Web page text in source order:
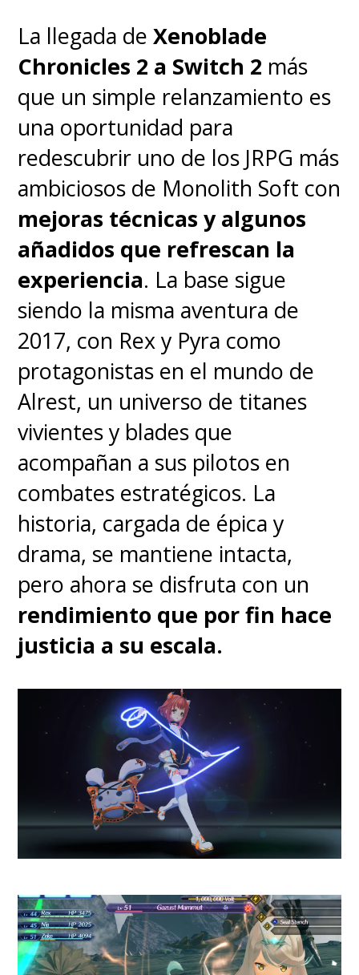
¿Cómo vamos a armar una
revolución si no conocemos a
nuestros compañeros de
armas? La confianza se basa
en esos detalles.
En el viaje hay algunas cosas
que no tienen mayor sentido
y, ojalá, se expliquen la
secuela. CuandoTarak (Staz
Nair) se une al grupo, lo hace
luego de domar a un animal muy
parecido a un hipogrifo -cual
Harry Potter- en una secuencia
ajena a la narrativa central y
que, además, parece sacada de
La Historia Sin Fin.
Tarak es demasiado parecido
a Atreyu, así como la pareja de
hermanosDarrian (Ray Fisher)
yDevra Bloodaxe(Cleopatra
Coleman), guerrilleros
dispuestos a enfrentarse cuerpo
a cuerpo contra el Imperium,
inevitablemente evocan a los
jóvenesSaw y Steela Gerrera
Doona)es casi una fiel
representación de las Hermanas
deKubo y la Búsqueda del
La llegada deXenoblade
Chronicles 2 a Switch 2 más
que un simple relanzamiento es
una oportunidad para
redescubrir uno de los JRPG más
ambiciosos de Monolith Soft con
mejoras técnicas y algunos
añadidos que refrescan la
experiencia. La base sigue
siendo la misma aventura de
2017, con Rex y Pyra como
protagonistas en el mundo de
Alrest, un universo de titanes
vivientes y blades que
acompañan a sus pilotos en
combates estratégicos. La
historia, cargada de épica y
drama, se mantiene intacta,
pero ahora se disfruta con un
rendimiento que por fin hace
justicia a su escala.